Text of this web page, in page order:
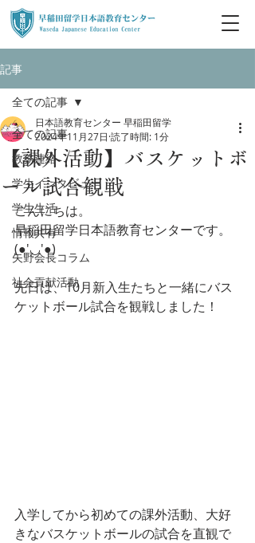
記事
全ての記事
教務連絡
学生インタビュー
学生生活
情報共有
矢野会長コラム
社会貢献活動
全ての記事
【課外活動】バスケットボ
ール試合観戦
日本語教育センター 早稲田留学
2024年11月27日 読了時間: 1分
こんにちは。
早稲田留学日本語教育センターです。
(●'◡'●)
先日は、10月新入生たちと一緒にバス
ケットボール試合を観戦しました！
入学してから初めての課外活動、大好
きなバスケットボールの試合を直観で